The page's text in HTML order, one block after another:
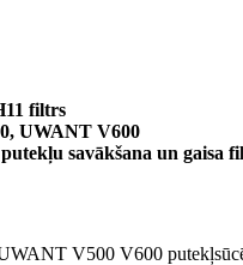
filtrs
UWANT V600
savākšana un gaisa
V500 V600